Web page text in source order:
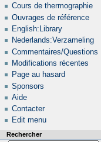
Cours de thermographie
Ouvrages de référence
English:Library
Nederlands:Verzameling
Commentaires/Questions
Modifications récentes
Page au hasard
Sponsors
Aide
Contacter
Edit menu
Rechercher